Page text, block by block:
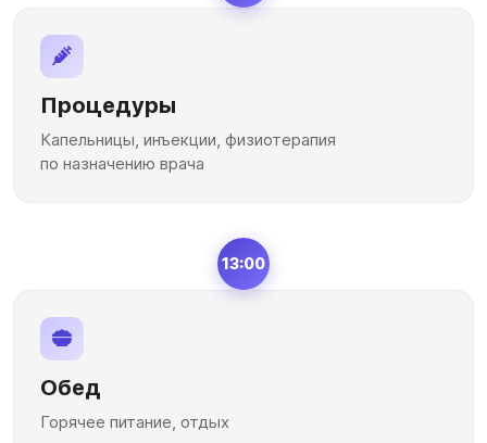
Процедуры
Капельницы, инъекции, физиотерапия
по назначению врача
13:00
Обед
Горячее питание, отдых